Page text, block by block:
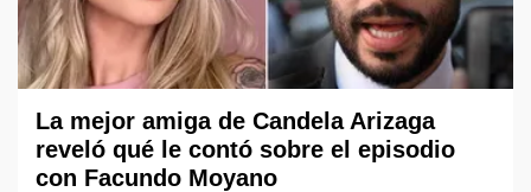
La mejor amiga de Candela Arizaga
reveló qué le contó sobre el episodio
con Facundo Moyano